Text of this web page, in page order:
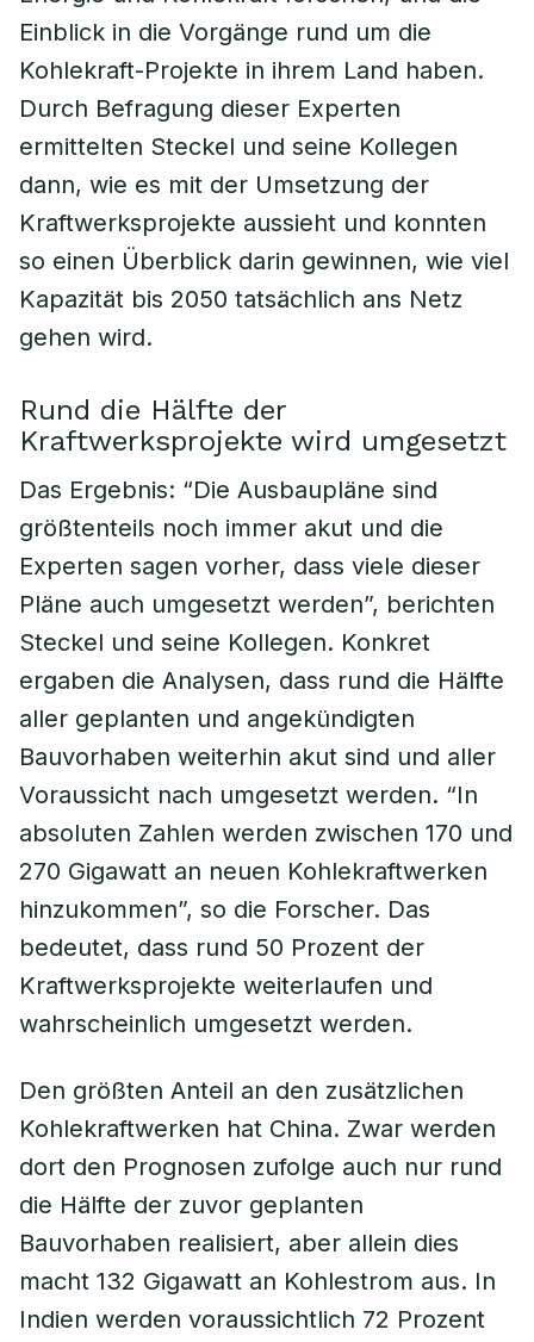
Einblick in die Vorgänge rund um die
Kohlekraft-Projekte in ihrem Land haben.
Durch Befragung dieser Experten
ermittelten Steckel und seine Kollegen
dann, wie es mit der Umsetzung der
Kraftwerksprojekte aussieht und konnten
so einen Überblick darin gewinnen, wie viel
Kapazität bis 2050 tatsächlich ans Netz
gehen wird.
Rund die Hälfte der
Kraftwerksprojekte wird umgesetzt
Das Ergebnis: “Die Ausbaupläne sind
größtenteils noch immer akut und die
Experten sagen vorher, dass viele dieser
Pläne auch umgesetzt werden”, berichten
Steckel und seine Kollegen. Konkret
ergaben die Analysen, dass rund die Hälfte
aller geplanten und angekündigten
Bauvorhaben weiterhin akut sind und aller
Voraussicht nach umgesetzt werden. “In
absoluten Zahlen werden zwischen 170 und
270 Gigawatt an neuen Kohlekraftwerken
hinzukommen”, so die Forscher. Das
bedeutet, dass rund 50 Prozent der
Kraftwerksprojekte weiterlaufen und
wahrscheinlich umgesetzt werden.
Den größten Anteil an den zusätzlichen
Kohlekraftwerken hat China. Zwar werden
dort den Prognosen zufolge auch nur rund
die Hälfte der zuvor geplanten
Bauvorhaben realisiert, aber allein dies
macht 132 Gigawatt an Kohlestrom aus. In
Indien werden voraussichtlich 72 Prozent